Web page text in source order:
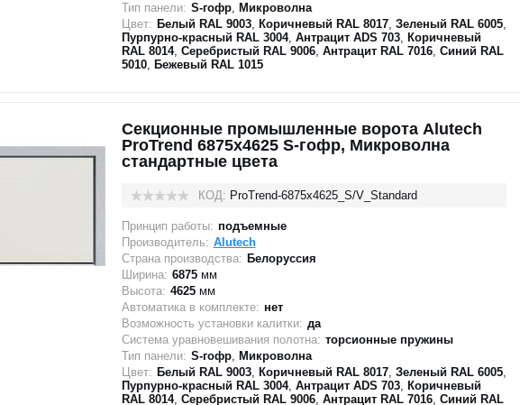
Тип панели: S-гофр, Микроволна
Цвет: Белый RAL 9003, Коричневый RAL 8017, Зеленый RAL 6005,
Пурпурно-красный RAL 3004, Антрацит ADS 703, Коричневый
RAL 8014, Серебристый RAL 9006, Антрацит RAL 7016, Синий RAL
5010, Бежевый RAL 1015
Секционные промышленные ворота Alutech
ProTrend 6875х4625 S-гофр, Микроволна
стандартные цвета
КОД: ProTrend-6875х4625_S/V_Standard
Принцип работы: подъемные
Производитель: Alutech
Страна производства: Белоруссия
Ширина: 6875мм
Высота: 4625мм
Автоматика в комплекте: нет
Возможность установки калитки: да
Система уравновешивания полотна: торсионные пружины
Тип панели: S-гофр, Микроволна
Цвет: Белый RAL 9003, Коричневый RAL 8017, Зеленый RAL 6005,
Пурпурно-красный RAL 3004, Антрацит ADS 703, Коричневый
RAL 8014, Серебристый RAL 9006, Антрацит RAL 7016, Синий RAL